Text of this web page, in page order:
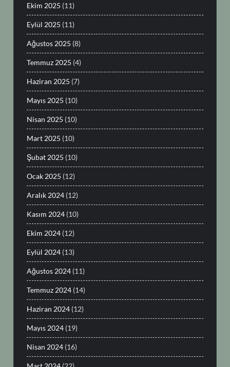
Ekim 2025 (11)
Eylül 2025 (11)
Ağustos 2025 (8)
Temmuz 2025 (4)
Haziran 2025 (7)
Mayıs 2025 (10)
Nisan 2025 (10)
Mart 2025 (10)
Şubat 2025 (10)
Ocak 2025 (12)
Aralık 2024 (12)
Kasım 2024 (10)
Ekim 2024 (12)
Eylül 2024 (13)
Ağustos 2024 (11)
Temmuz 2024 (14)
Haziran 2024 (12)
Mayıs 2024 (19)
Nisan 2024 (16)